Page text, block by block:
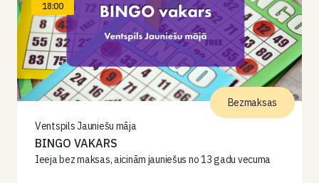
18:00
Ventspils Jauniešu māja
BINGO VAKARS
Ieeja bez maksas, aicinām jauniešus no 13 gadu vecuma
Bezmaksas